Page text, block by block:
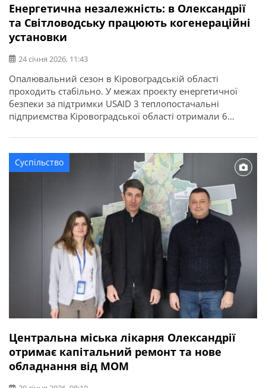
Енергетична незалежність: в Олександрії
та Світловодську працюють когенераційні
установки
24 січня 2026, 11:43
Опалювальний сезон в Кіровоградській області
проходить стабільно. У межах проєкту енергетичної
безпеки за підтримки USAID 3 теплопостачальні
підприємства Кіровоградської області отримали 6
Кіровоградська ОДА. Частина з когенераційних
установок уже працює у Світловодську та Олександрії,
ще кілька – на етапі завершення монтажу й
пусконалагоджувальних робіт.
Суспільство
Центральна міська лікарня Олександрії
отримає капітальний ремонт та нове
обладнання від МОМ